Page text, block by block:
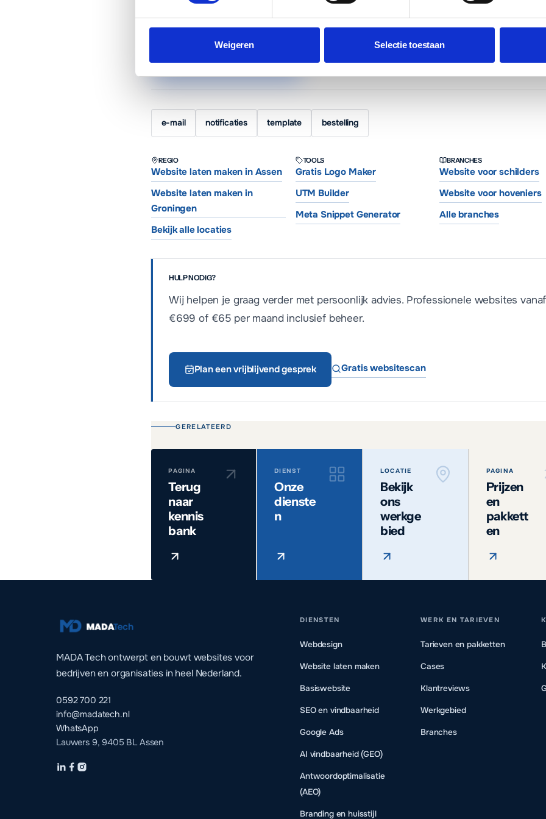
Weigeren Selectie toestaan
€65 per maand inclusief managed hosting en basis SEO.
e-mail notificaties template bestelling
REGIO
Website laten maken in Assen
Website laten maken in
Groningen
Bekijk alle locaties
TOOLS
Gratis Logo Maker
UTM Builder
Meta Snippet Generator
BRANCHES
Website voor schilders
Website voor hoveniers
Alle branches
HULP NODIG?
Wij helpen je graag verder met persoonlijk advies. Professionele websites vanaf
€699 of €65 per maand inclusief beheer.
Plan een vrijblijvend gesprek Gratis websitescan
GERELATEERD
PAGINA
Terug
naar
kennis
bank
DIENST
Onze
dienste
n
LOCATIE
Bekijk
ons
werkge
bied
PAGINA
Prijzen
en
pakkett
en
MADA Tech ontwerpt en bouwt websites voor
bedrijven en organisaties in heel Nederland.
0592 700 221
info@madatech.nl
WhatsApp
Lauwers 9, 9405 BL Assen
DIENSTEN
Webdesign
Website laten maken
Basiswebsite
SEO en vindbaarheid
Google Ads
AI vindbaarheid (GEO)
Antwoordoptimalisatie
(AEO)
Branding en huisstijl
WERK EN TARIEVEN
Tarieven en pakketten
Cases
Klantreviews
Werkgebied
Branches